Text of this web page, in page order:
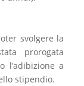
svolgere la
prorogata
l’adibizione a
stipendio.